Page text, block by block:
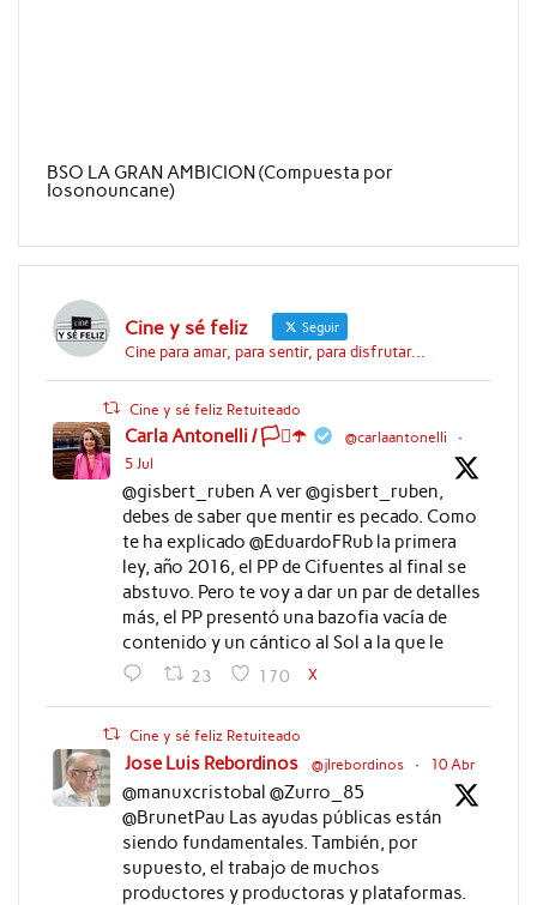
BSO LA GRAN AMBICION (Compuesta por
Iosonouncane)
Cine y sé feliz Seguir
Cine para amar, para sentir, para disfrutar...
Cine y sé feliz Retuiteado
Carla Antonelli / 🏳️‍⚧️☂️ @carlaantonelli
·
5 Jul
@gisbert_ruben A ver @gisbert_ruben,
debes de saber que mentir es pecado. Como
te ha explicado @EduardoFRub la primera
ley, año 2016, el PP de Cifuentes al final se
abstuvo. Pero te voy a dar un par de detalles
más, el PP presentó una bazofia vacía de
contenido y un cántico al Sol a la que le
23 170 X
Cine y sé feliz Retuiteado
Jose Luis Rebordinos @jlrebordinos · 10 Abr
@manuxcristobal @Zurro_85
@BrunetPau Las ayudas públicas están
siendo fundamentales. También, por
supuesto, el trabajo de muchos
productores y productoras y plataformas.